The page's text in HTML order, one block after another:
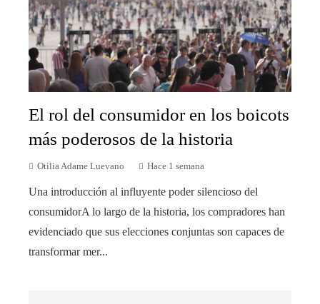
El rol del consumidor en los boicots
más poderosos de la historia
Otilia Adame Luevano Hace 1 semana
Una introducción al influyente poder silencioso del
consumidorA lo largo de la historia, los compradores han
evidenciado que sus elecciones conjuntas son capaces de
transformar mer...